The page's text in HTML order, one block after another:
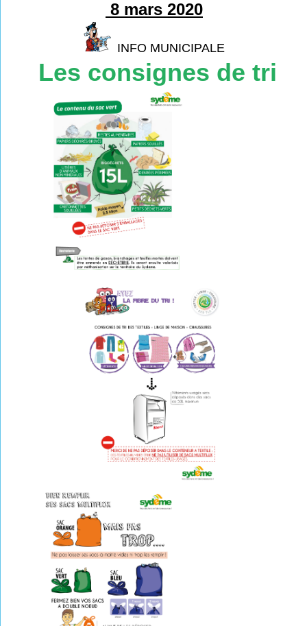
8 mars 2020
INFO MUNICIPALE
Les consignes de tri